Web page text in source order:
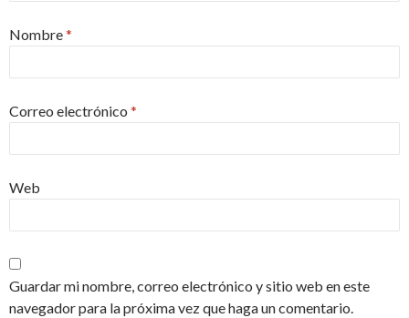
Nombre*
Correo electrónico *
Web
Guardar mi nombre, correo electrónico y sitio web en este
navegador para la próxima vez que haga un comentario.